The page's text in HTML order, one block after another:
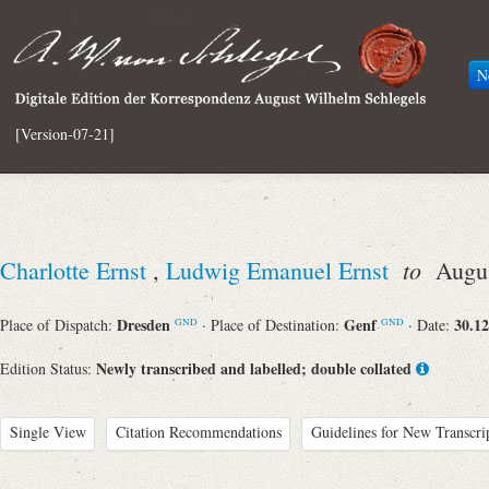
[Version-07-21]
Charlotte Ernst , Ludwig Emanuel Ernst to
Place of Dispatch: Dresden GND · Place of Destination: GenfGND · Date:
Edition Status: Newly transcribed and labelled; double collated
Single View Citation Recommendations Guidelines for New